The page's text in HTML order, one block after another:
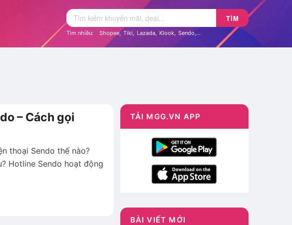
TÌM
Tìm nhiều: Shopee, Tiki, Lazada, Klook, Sendo,...
– Cách gọi
thoại Sendo thế nào?
Hotline Sendo hoạt động
TẢI MGG.VN APP
BÀI VIẾT MỚI